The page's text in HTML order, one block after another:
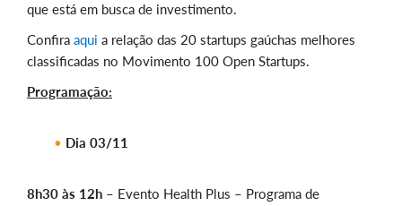
que está em busca de investimento.
Confira aqui a relação das 20 startups gaúchas melhores
classificadas no Movimento 100 Open Startups.
Programação:
Dia 03/11
8h30 às 12h – Evento Health Plus – Programa de